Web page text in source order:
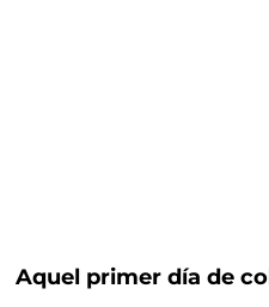
Aquel primer día de